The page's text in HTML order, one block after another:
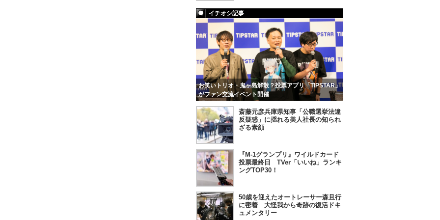
イチオシ記事
お笑いトリオ・鬼ヶ島解散？投票アプリ「TIPSTAR」
がファン交流イベント開催
斎藤元彦兵庫県知事「公職選挙法違
反疑惑」に揺れる美人社長の知られ
ざる素顔
『M-1グランプリ』ワイルドカード
投票最終日 TVer「いいね」ランキ
ングTOP30！
50歳を迎えたオートレーサー森且行
に密着 大怪我から奇跡の復活ドキ
ュメンタリー